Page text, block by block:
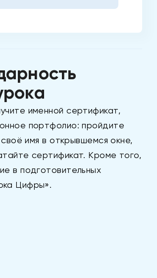
именной сертификат,
портфолио: пройдите
имя в открывшемся окне,
сертификат. Кроме того,
в подготовительных
Цифры».